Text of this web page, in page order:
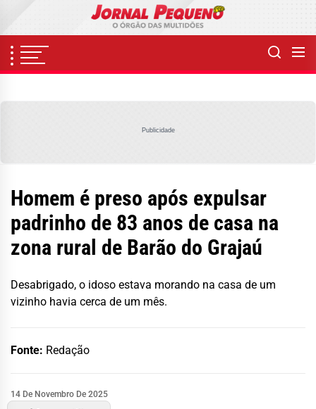
content
Publicidade
Homem é preso após expulsar
padrinho de 83 anos de casa na
zona rural de Barão do Grajaú
Desabrigado, o idoso estava morando na casa de um
vizinho havia cerca de um mês.
Fonte: Redação
14 De Novembro De 2025